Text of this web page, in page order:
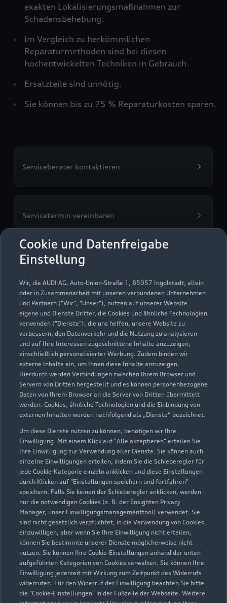
Cookie und Datenfreigabe
Einstellung
Wir, die AUDI AG, Auto-Union-Straße 1, 85057 Ingolstadt, allein
oder in Zusammenarbeit mit unseren verbundenen Unternehmen
und Partnern ("Wir", "Unser"), nutzen auf unserer Website
eigene und Dienste Dritter, die Cookies und ähnliche Technologien
verwenden ("Dienste"), die uns helfen, unsere Website zu
verbessern, den Datenverkehr und die Nutzung zu analysieren
und auf Ihre Interessen zugeschnittene Inhalte anzuzeigen,
einschließlich personalisierter Werbung. Zudem binden wir
externe Inhalte ein, um Ihnen diese Inhalte anzuzeigen.
Hierdurch werden Verbindungen zwischen Ihrem Browser und
Servern von Dritten hergestellt und es können personenbezogene
Daten von Ihrem Browser an die Server von Dritten übermittelt
werden. Cookies, ähnliche Technologien und die Einbindung von
externen Inhalten werden nachfolgend als „Dienste“ bezeichnet.
Um diese Dienste nutzen zu können, benötigen wir Ihre
Einwilligung. Mit einem Klick auf "Alle akzeptieren" erteilen Sie
Ihre Einwilligung zur Verwendung aller Dienste. Sie können auch
einzelne Einwilligungen erteilen, indem Sie die Schieberegler für
jede Cookie-Kategorie einzeln anklicken und diese Einstellungen
durch Klicken auf "Einstellungen speichern und fortfahren"
speichern. Falls Sie keinen der Schieberegler anklicken, werden
nur die notwendigen Cookies (z. B. der Ensighten Privacy
Manager, unser Einwilligungsmanagementtool) verwendet. Sie
sind nicht gesetzlich verpflichtet, in die Verwendung von Cookies
einzuwilligen, aber wenn Sie Ihre Einwilligung nicht erteilen,
können Sie bestimmte unserer Dienste möglicherweise nicht
nutzen. Sie können Ihre Cookie-Einstellungen anhand der unten
aufgeführten Kategorien von Cookies verwalten. Sie können Ihre
Einwilligung jederzeit mit Wirkung zum Zeitpunkt des Widerrufs
widerrufen. Für den Widerruf der Einwilligung beachten Sie bitte
die "Cookie-Einstellungen" in der Fußzeile der Webseite. Weitere
exakten Lokalisierungsmaßnahmen zur
Schadensbehebung.
›
Im Vergleich zu herkömmlichen
Reparaturmethoden sind bei diesen
hochentwickelten Techniken in Gebrauch.
›
Ersatzteile sind unnötig.
›
Sie können bis zu 75 % Reparaturkosten sparen.
Serviceberater kontaktieren
Servicetermin vereinbaren
Servicepartner e-tron
Urseler Straße 61
61348 Bad Homburg
06172 30870
info-homburg@autobach.de
Kontaktdaten herunterladen